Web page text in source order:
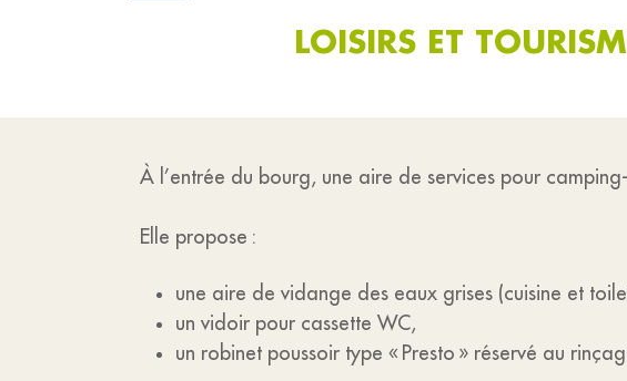
LOISIRS ET
À l’entrée du bourg, une aire de services pour
Elle propose :
une aire de vidange des eaux grises (cuisine et
un vidoir pour cassette WC,
un robinet poussoir type « Presto » réservé au